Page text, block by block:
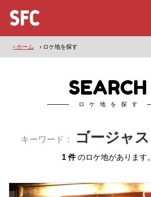
› ホーム › ロケ地を探す
SEARCH
ロケ地を探す
キーワード： ゴージャス
1 件のロケ地があります。